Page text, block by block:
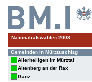
Nationalratswahlen 2008
Gemeinden in Mürzzuschlag
Allerheiligen im Mürztal
Altenberg an der Rax
Ganz